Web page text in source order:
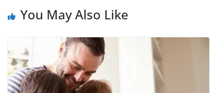
You May Also Like